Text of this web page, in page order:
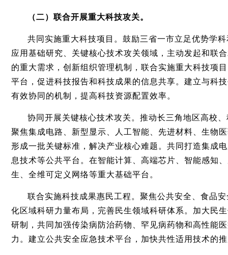
（二）联合开展重大科技攻关。
共同实施重大科技项目。鼓励三省一市立足优势学
应用基础研究、关键核心技术攻关领域，主动发起和联
的重大需求，创新组织管理机制，联合实施重大科技项
平台，促进科技报告和科技成果的信息共享。建立与科
有效协同的机制，提高科技资源配置效率。
协同开展关键核心技术攻关。推动长三角地区高校
聚焦集成电路、新型显示、人工智能、先进材料、生物
形成一批关键标准，解决产业核心难题。共同打造集成
息技术等公共平台。在智能计算、高端芯片、智能感知
生、全维可定义网络等重大基础平台。
联合实施科技成果惠民工程。聚焦公共安全、食品
化区域科研力量布局，完善民生领域科研体系。加大民
研制，共同加强传染病防治药物、罕见病药物和高性能
力。建立公共安全应急技术平台，加快共性适用技术的